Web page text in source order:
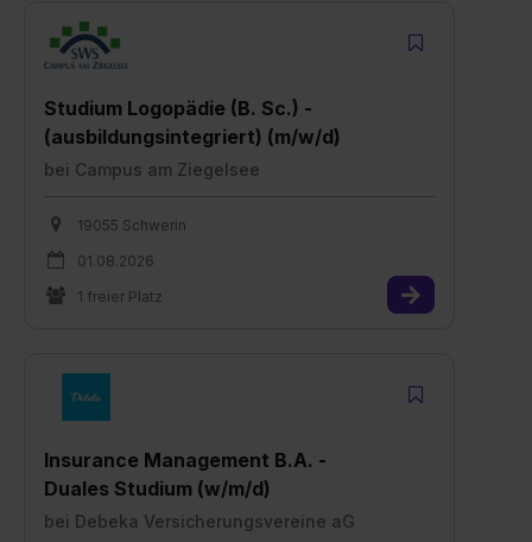
Studium Logopädie (B. Sc.) -
(ausbildungsintegriert) (m/w/d)
bei Campus am Ziegelsee
19055 Schwerin
01.08.2026
1 freier Platz
Insurance Management B.A. -
Duales Studium (w/m/d)
bei Debeka Versicherungsvereine aG